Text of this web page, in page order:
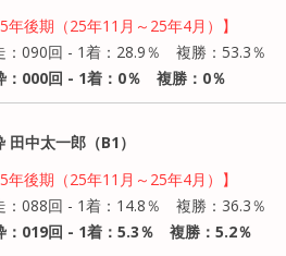
年後期（25年11月～25年4月）】
：090回 - 1着：28.9％ 複勝：53.3％
：000回 - 1着：0％ 複勝：0％
田中太一郎（B1）
年後期（25年11月～25年4月）】
：088回 - 1着：14.8％ 複勝：36.3％
：019回 - 1着：5.3％ 複勝：5.2％